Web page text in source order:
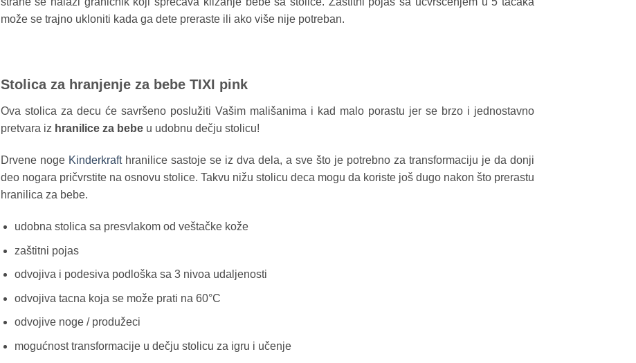
može se trajno ukloniti kada ga dete preraste ili ako više nije potreban.
Stolica za hranjenje za bebe TIXI pink
Ova stolica za decu će savršeno poslužiti Vašim mališanima i kad malo porastu jer se brzo i jednostavno
pretvara iz hranilice za bebeu udobnu dečju stolicu!
Drvene noge Kinderkrafthranilice sastoje se iz dva dela, a sve što je potrebno za transformaciju je da donji
deo nogara pričvrstite na osnovu stolice. Takvu nižu stolicu deca mogu da koriste još dugo nakon što prerastu
hranilica za bebe.
udobna stolica sa presvlakom od veštačke kože
zaštitni pojas
odvojiva i podesiva podloška sa 3 nivoa udaljenosti
odvojiva tacna koja se može prati na 60°C
odvojive noge / produžeci
mogućnost transformacije u dečju stolicu za igru i učenje